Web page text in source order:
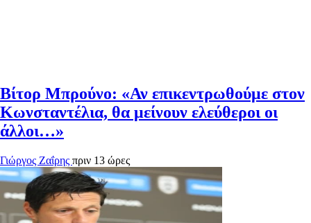
Βίτορ Μπρούνο: «Αν επικεντρωθούμε στον
Κωνσταντέλια, θα μείνουν ελεύθεροι οι
άλλοι…»
Γιώργος Ζαΐρης πριν 13 ώρες